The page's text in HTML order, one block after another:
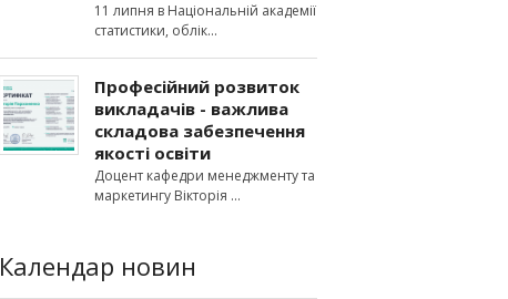
11 липня в Національній академії
статистики, облік
Професійний розвиток
викладачів - важлива
складова забезпечення
якості освіти
Доцент кафедри менеджменту та
маркетингу Вікторія
Календар новин